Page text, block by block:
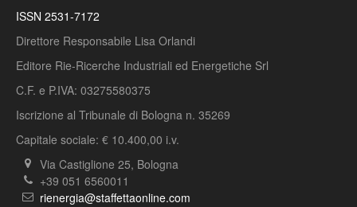
ISSN 2531-7172
Direttore Responsabile Lisa Orlandi
Editore Rie-Ricerche Industriali ed Energetiche Srl
C.F. e P.IVA: 03275580375
Iscrizione al Tribunale di Bologna n. 35269
Capitale sociale: € 10.400,00 i.v.
Via Castiglione 25, Bologna
+39 051 6560011
rienergia@staffettaonline.com